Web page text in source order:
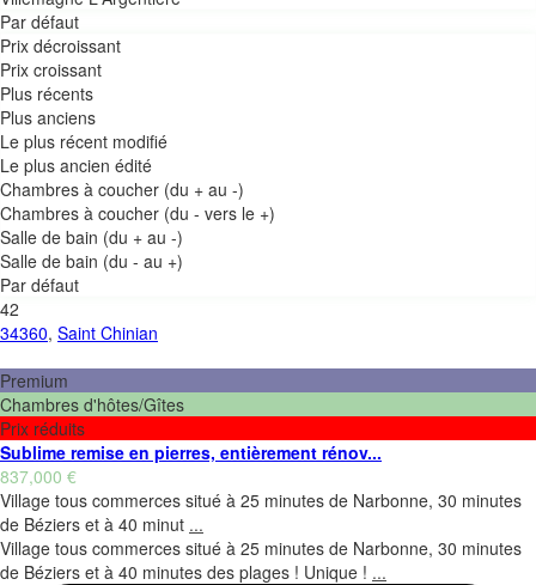
Par défaut
Prix décroissant
Prix croissant
Plus récents
Plus anciens
Le plus récent modifié
le plus ancien édité
Chambres à coucher (du + au -)
Chambres à coucher (du - vers le +)
Salle de bain (du + au -)
Salle de bain (du - au +)
Par défaut
42
34360, Saint Chinian
Premium
Chambres d'hôtes/Gîtes
Prix réduits
Sublime remise en pierres, entièrement rénov...
837,000 €
Village tous commerces situé à 25 minutes de Narbonne, 30 minutes
de Béziers et à 40 minut ...
Village tous commerces situé à 25 minutes de Narbonne, 30 minutes
de Béziers et à 40 minutes des plages ! Unique ! ...